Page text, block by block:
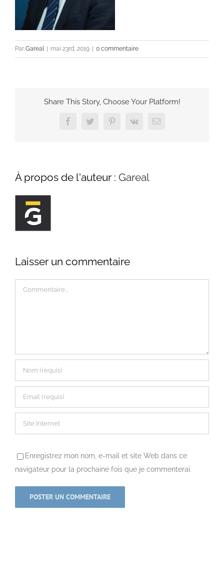
Par Gareal mai 23rd, 2019 0 commentaire
Share This Story, Choose Your Platform!
FacebookTwitterPinterest
Vk Email
À propos de l'auteur : Gareal
Laisser un commentaire
Enregistrez mon nom, e-mail et site Web dans ce
navigateur pour la prochaine fois que je commenterai.